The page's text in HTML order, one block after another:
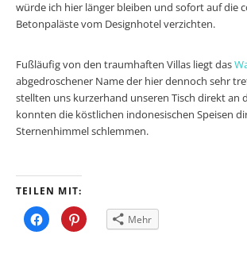
würde ich hier länger bleiben und sofort auf die
Betonpaläste vom Designhotel verzichten.
Fußläufig von den traumhaften Villas liegt das
abgedroschener Name der hier dennoch sehr
stellten uns kurzerhand unseren Tisch direkt an
konnten die köstlichen indonesischen Speisen
Sternenhimmel schlemmen.
TEILEN MIT:
Klick,
um
Klick,
um Mehr